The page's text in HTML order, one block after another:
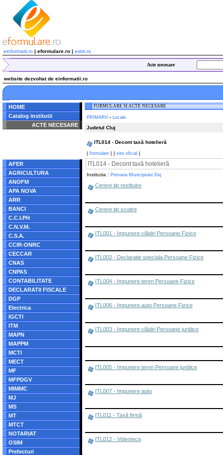
einformatii.ro | eformulare.ro | estiri.ro
Acte necesare
website dezvoltat de einformatii.ro
HOME
Catalog institutii
ACTE NECESARE
/home/eformulare.ro/public_html/navigare/stanga.php
AFER
AGRICULTURA
ANOFM
APA NOVA
ARR
BANCI
C.C.I.PH
C.N.V.M.
C.S.A.
CCIR-ONRC
CECCAR
CNAS
CNPAS
CONTABILITATE
DECLARATII FISCALE
DGP
Electrica
IGCTI
ITM
MAPN
MAPPM
MCTI
MECT
MF
MFPDGV
MIMMC
MJ
MS
MT
MTCT
NOTARIAT
OSIM
Prefecturi
FORMULARE SI ACTE NECESARE
PRIMARII - Locale
Judetul Cluj
ITL014 - Decont taxă hotelieră
| formulare | | site oficial |
ITL014 - Decont taxă hotelieră
Institutia : Primaria Municipiului Dej
Cerere tip restituire
Cerere tip scutire
ITL001 - Impunere clădiri Persoane Fizice
ITL002 - Declaratie speciala Persoane Fizice
ITL004 - Impunere teren Persoane Fizice
ITL006 - Impunere auto Persoane Fizice
ITL003 - Impunere clădiri Persoane juridice
ITL005 - Impunere teren Persoane juridice
ITL007 - Impunere auto
ITL011 - Taxă firmă
ITL012 - Videoteca